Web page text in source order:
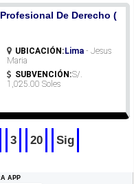
De Derecho (
UBICACIÓN:Lima - Jesus
Maria
SUBVENCIÓN:S/.
1,025.00 Soles
3 20 Sig
APP